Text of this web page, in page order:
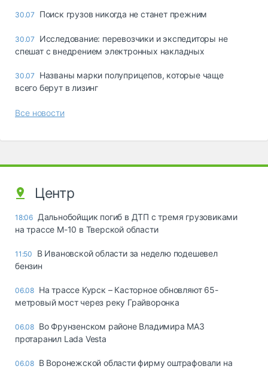
30.07 Поиск грузов никогда не станет прежним
30.07
Исследование: перевозчики и экспедиторы не
спешат с внедрением электронных накладных
30.07
Названы марки полуприцепов, которые чаще
всего берут в лизинг
Все новости
Центр
18:06 Дальнобойщик погиб в ДТП с тремя грузовиками
на трассе М-10 в Тверской области
11:50
В Ивановской области за неделю подешевел
бензин
06.08 На трассе Курск – Касторное обновляют 65-
метровый мост через реку Грайворонка
06.08 Во Фрунзенском районе Владимира МАЗ
протаранил Lada Vesta
06.08 В Воронежской области фирму оштрафовали на